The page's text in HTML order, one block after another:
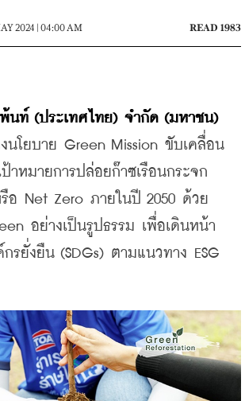
2024 | 04:00 AM
READ 1983
นท์ (ประเทศไทย) จำกัด (มหาชน)
นโยบาย Green Mission ขับเคลื่อน
าหมายการปล่อยก๊าซเรือนกระจก
อ Net Zero ภายในปี 2050 ด้วย
อย่างเป็นรูปธรรม เพื่อเดินหน้า
กรยั่งยืน (SDGs) ตามแนวทาง ESG